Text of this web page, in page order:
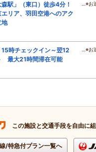
森駅」（東口）徒歩4分！
リア、羽田空港へのアク
地
…※お
15時チェックイン～翌12
最大21時間滞在可能
…※お
この施設と交通手段を自由に
/特急付プラン一覧へ